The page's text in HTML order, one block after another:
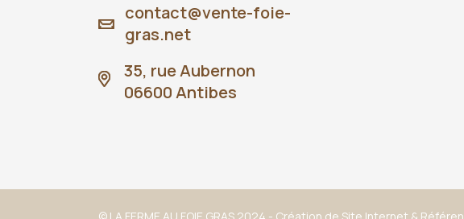
contact@vente-foie-
gras.net
35, rue Aubernon
06600 Antibes